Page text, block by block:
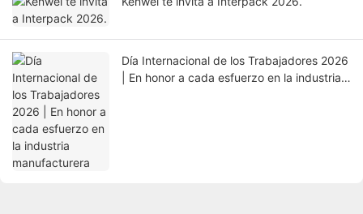
Día Internacional de los Trabajadores 2026
| En honor a cada esfuerzo en la industria